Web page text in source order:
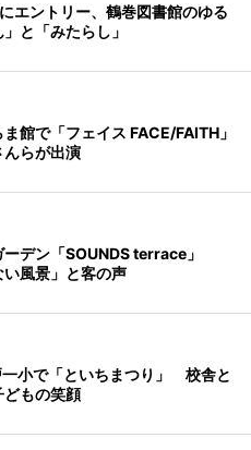
エントリー、鶴巻図書館のゆる
と「みたらし」
館で「フェイス FACE/FAITH」
らが出演
ーデン「SOUNDS terrace」
い風景」と客の声
小で「といちまつり」 校舎と
もの笑顔